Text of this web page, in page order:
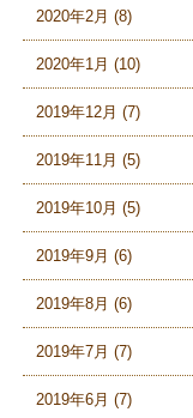
2020年2月 (8)
2020年1月 (10)
2019年12月 (7)
2019年11月 (5)
2019年10月 (5)
2019年9月 (6)
2019年8月 (6)
2019年7月 (7)
2019年6月 (7)